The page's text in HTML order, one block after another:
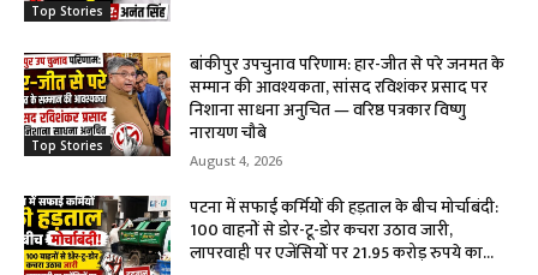
Top Stories
Top Stories
बांकीपुर उपचुनाव परिणाम: हार-जीत से परे जनमत के
सम्मान की आवश्यकता, सांसद रविशंकर प्रसाद पर
निशाना साधना अनुचित — वरिष्ठ पत्रकार विष्णु
नारायण चौबे
August 4, 2026
पटना में सफाई कर्मियों की हड़ताल के बीच मोर्चाबंदी:
100 वाहनों से डोर-टू-डोर कचरा उठाव जारी,
लापरवाही पर एजेंसियों पर 21.95 करोड़ रुपये का...